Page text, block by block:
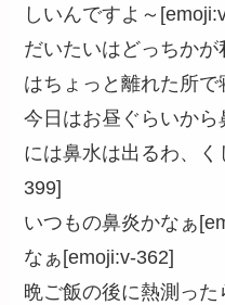
しいんですよ～
だいたいはどっちか
はちょっと離れた所で
今日はお昼ぐらいか
には鼻水は出るわ、
399]
いつもの鼻炎かなぁ
なぁ[emoji:v-362]
晩ご飯の後に熱測っ